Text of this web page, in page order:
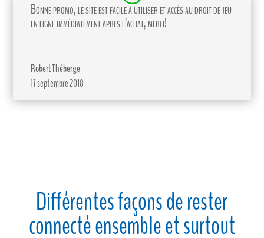
Bonne promo, le site est facile a utiliser et accès au droit de jeu
en ligne immédiatement après l’achat, merci!
Robert Théberge
17 septembre 2018
Différentes façons de rester
connecté ensemble et surtout